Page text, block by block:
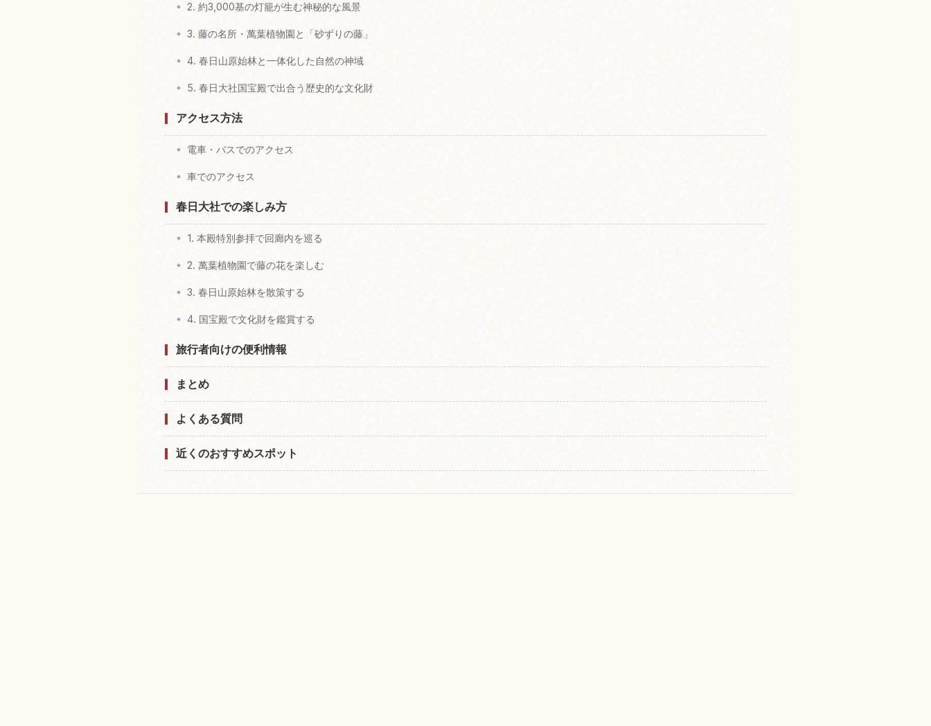
2. 約3,000基の灯籠が生む神秘的な風景
3. 藤の名所・萬葉植物園と「砂ずりの藤」
4. 春日山原始林と一体化した自然の神域
5. 春日大社国宝殿で出合う歴史的な文化財
アクセス方法
電車・バスでのアクセス
車でのアクセス
春日大社での楽しみ方
1. 本殿特別参拝で回廊内を巡る
2. 萬葉植物園で藤の花を楽しむ
3. 春日山原始林を散策する
4. 国宝殿で文化財を鑑賞する
旅行者向けの便利情報
まとめ
よくある質問
近くのおすすめスポット